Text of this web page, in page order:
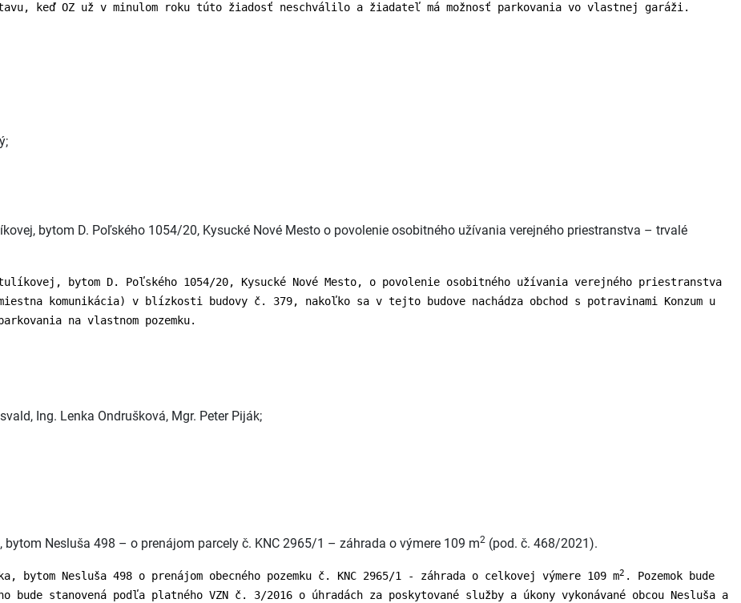
keď OZ už v minulom roku túto žiadosť neschválilo a žiadateľ má možnosť parkovania vo vlastnej garáži.
bytom D. Poľského 1054/20, Kysucké Nové Mesto o povolenie osobitného užívania verejného priestranstva – trvalé
bytom D. Poľského 1054/20, Kysucké Nové Mesto, o povolenie osobitného užívania verejného priestranstva
komunikácia) v blízkosti budovy č. 379, nakoľko sa v tejto budove nachádza obchod s potravinami Konzum u
na vlastnom pozemku.
Ing. Lenka Ondrušková, Mgr. Peter Piják;
Nesluša 498 – o prenájom parcely č. KNC 2965/1 – záhrada o výmere 109 m2 (pod. č. 468/2021).
bytom Nesluša 498 o prenájom obecného pozemku č. KNC 2965/1 - záhrada o celkovej výmere 109 m2 . Pozemok bude
bude stanovená podľa platného VZN č. 3/2016 o úhradách za poskytované služby a úkony vykonávané obcou Nesluša a